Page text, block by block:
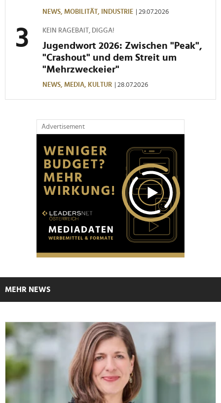
NEWS, MOBILITÄT, INDUSTRIE | 29.07.2026
KEIN RAGEBAIT, DIGGA!
Jugendwort 2026: Zwischen "Peak",
"Crashout" und dem Streit um
"Mehrzweckeier"
NEWS, MEDIA, KULTUR | 28.07.2026
Advertisement
MEHR NEWS